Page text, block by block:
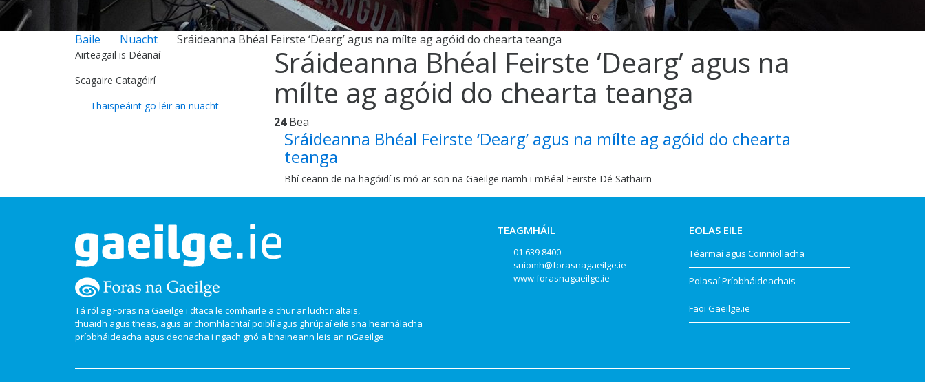
Baile Nuacht Sráideanna Bhéal Feirste ‘Dearg’ agus na mílte ag agóid do chearta teanga
Sráideanna Bhéal Feirste ‘Dearg’ agus na
mílte ag agóid do chearta teanga
24Bea
Sráideanna Bhéal Feirste ‘Dearg’ agus na mílte ag agóid do chearta
teanga
Bhí ceann de na hagóidí is mó ar son na Gaeilge riamh i mBéal Feirste Dé Sathairn
Airteagail is Déanaí
Scagaire Catagóirí
Thaispeáint go léir an nuacht
Tá ról ag Foras na Gaeilge i dtaca le comhairle a chur ar lucht rialtais,
thuaidh agus theas, agus ar chomhlachtaí poiblí agus ghrúpaí eile sna hearnálacha
príobháideacha agus deonacha i ngach gnó a bhaineann leis an nGaeilge.
TEAGMHÁIL
01 639 8400
suiomh@forasnagaeilge.ie
www.forasnagaeilge.ie
EOLAS EILE
Téarmaí agus Coinníollacha
Polasaí Príobháideachais
Faoi Gaeilge.ie